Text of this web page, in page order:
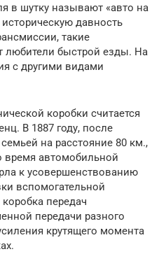
в шутку называют «авто на
давность
такие
любители быстрой езды. На
с другими видами
коробки считается
В 1887 году, после
на расстояние 80 км.,
время автомобильной
к усовершенствованию
вспомогательной
передач
передачи разного
крутящего момента